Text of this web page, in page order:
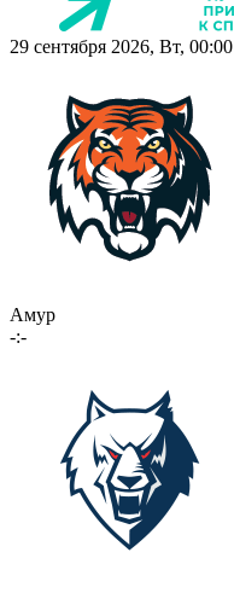
29 сентября 2026, Вт, 00:00
Амур
-:-